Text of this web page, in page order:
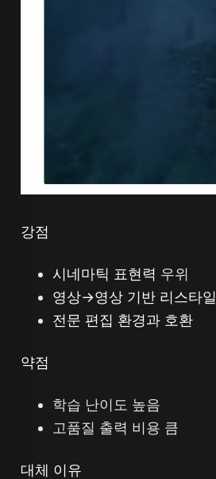
강점
시네마틱 표현력 우위
영상→영상 기반 리스타일
전문 편집 환경과 호환
약점
학습 난이도 높음
고품질 출력 비용 큼
대체 이유